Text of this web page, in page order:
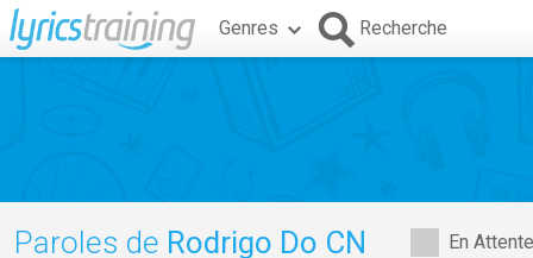
Genres Recherche
En
Paroles de Rodrigo Do CN